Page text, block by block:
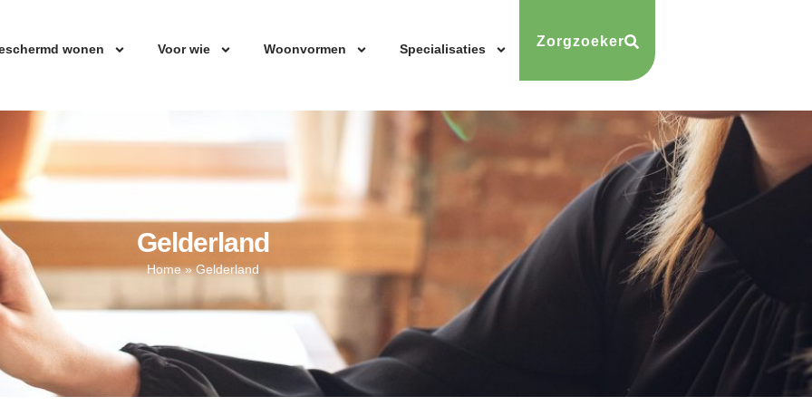
wonen Voor wie Woonvormen Specialisaties Zorgzoeker
Gelderland
Home»Gelderland